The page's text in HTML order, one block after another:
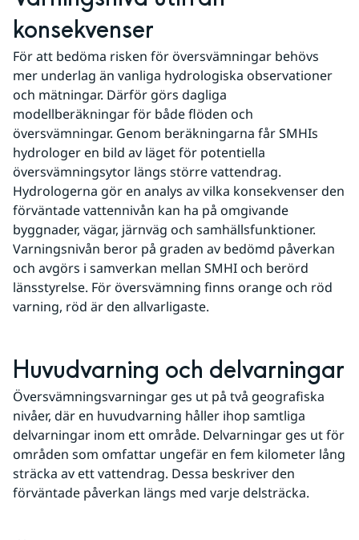
konsekvenser
För att bedöma risken för översvämningar behövs
mer underlag än vanliga hydrologiska observationer
och mätningar. Därför görs dagliga
modellberäkningar för både flöden och
översvämningar. Genom beräkningarna får SMHIs
hydrologer en bild av läget för potentiella
översvämningsytor längs större vattendrag.
Hydrologerna gör en analys av vilka konsekvenser den
förväntade vattennivån kan ha på omgivande
byggnader, vägar, järnväg och samhällsfunktioner.
Varningsnivån beror på graden av bedömd påverkan
och avgörs i samverkan mellan SMHI och berörd
länsstyrelse. För översvämning finns orange och röd
varning, röd är den allvarligaste.
Huvudvarning och delvarningar
Översvämningsvarningar ges ut på två geografiska
nivåer, där en huvudvarning håller ihop samtliga
delvarningar inom ett område. Delvarningar ges ut för
områden som omfattar ungefär en fem kilometer lång
sträcka av ett vattendrag. Dessa beskriver den
förväntade påverkan längs med varje delsträcka.